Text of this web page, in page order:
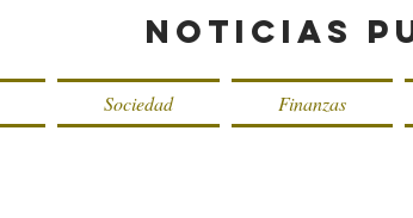
Noticias
Sociedad Finanzas